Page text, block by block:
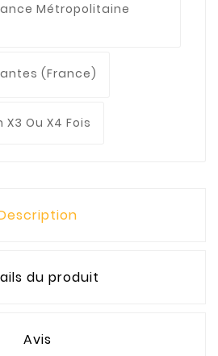
Métropolitaine
(France)
Ou X4 Fois
du produit
Avis